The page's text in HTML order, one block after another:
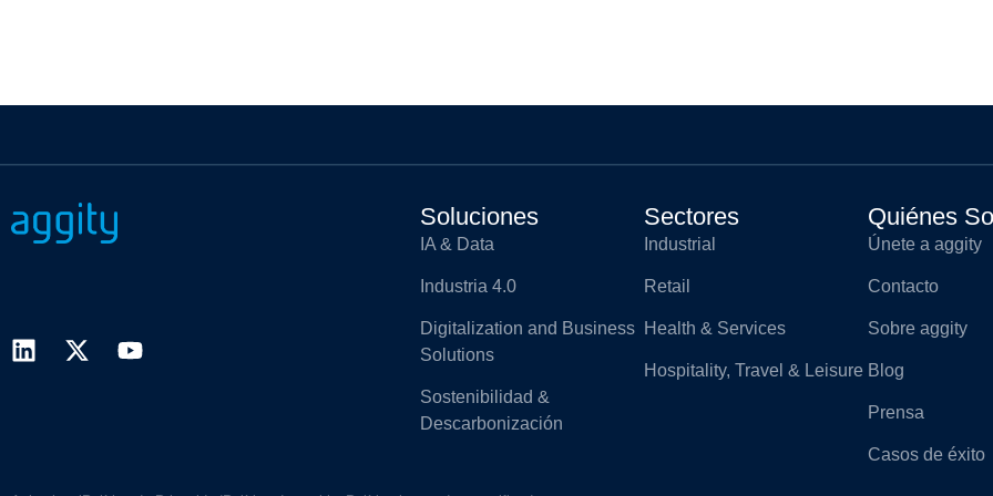
Soluciones
IA & Data
Industria 4.0
Digitalization and Business
Solutions
Sostenibilidad &
Descarbonización
Sectores
Industrial
Retail
Health & Services
Hospitality, Travel & Leisure
Quiénes
Únete a aggity
Contacto
Sobre aggity
Blog
Prensa
Casos de éxito